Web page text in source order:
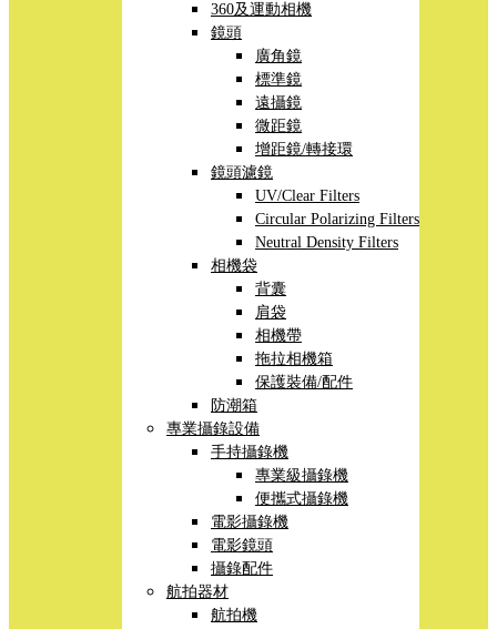
360及運動相機
鏡頭
廣角鏡
標準鏡
遠攝鏡
微距鏡
增距鏡/轉接環
鏡頭濾鏡
UV/Clear Filters
Circular Polarizing Filters
Neutral Density Filters
相機袋
背囊
肩袋
相機帶
拖拉相機箱
保護裝備/配件
防潮箱
專業攝錄設備
手持攝錄機
專業級攝錄機
便攜式攝錄機
電影攝錄機
電影鏡頭
攝錄配件
航拍器材
航拍機